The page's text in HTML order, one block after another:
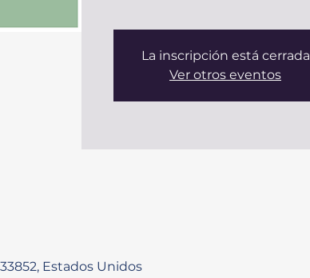
La inscripción está cerrada
Ver otros eventos
Estados Unidos